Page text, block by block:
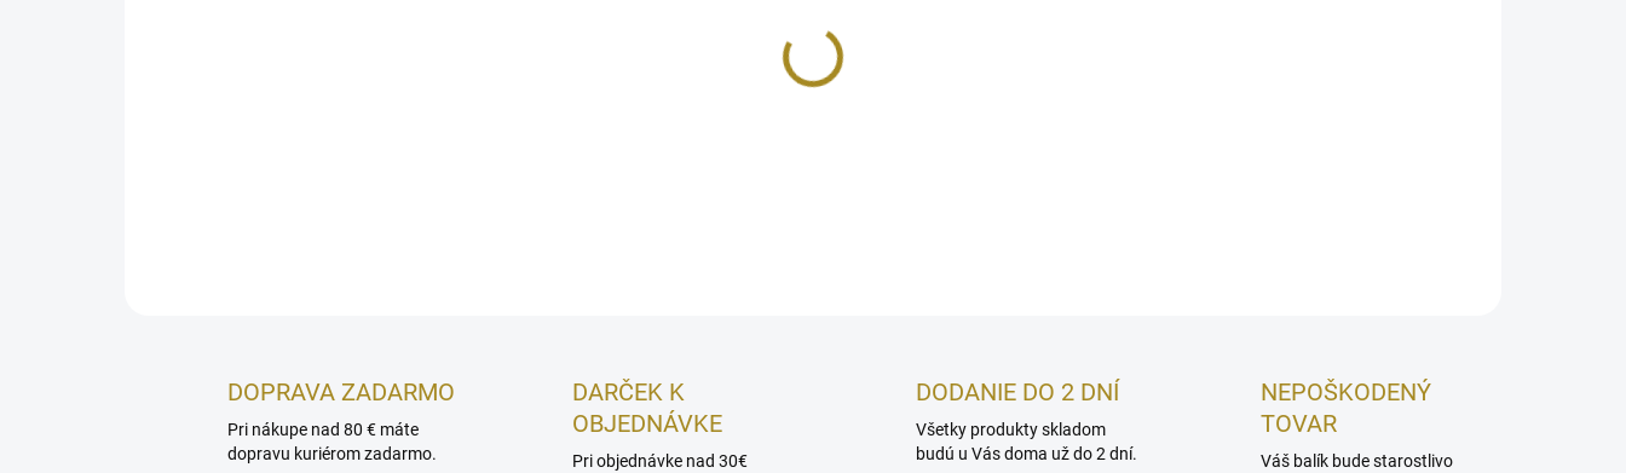
DOPRAVA ZADARMO
Pri nákupe nad 80 € máte
dopravu kuriérom zadarmo.
DARČEK K
OBJEDNÁVKE
Pri objednávke nad 30€
DODANIE DO 2 DNÍ
Všetky produkty skladom
budú u Vás doma už do 2 dní.
NEPOŠKODENÝ
TOVAR
Váš balík bude starostlivo